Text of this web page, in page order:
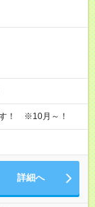
！ ※10月～！
詳細へ